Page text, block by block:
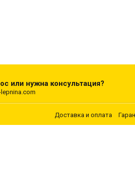
или нужна консультация?
Доставка и оплата